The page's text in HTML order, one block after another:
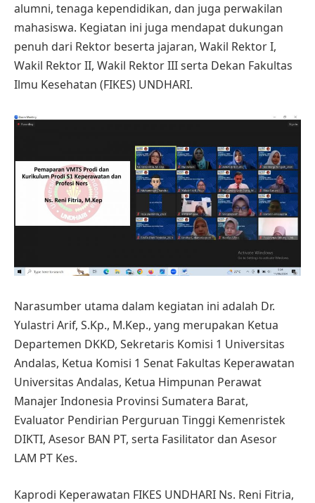
alumni, tenaga kependidikan, dan juga perwakilan
mahasiswa. Kegiatan ini juga mendapat dukungan
penuh dari Rektor beserta jajaran, Wakil Rektor I,
Wakil Rektor II, Wakil Rektor III serta Dekan Fakultas
Ilmu Kesehatan (FIKES) UNDHARI.
Narasumber utama dalam kegiatan ini adalah Dr.
Yulastri Arif, S.Kp., M.Kep., yang merupakan Ketua
Departemen DKKD, Sekretaris Komisi 1 Universitas
Andalas, Ketua Komisi 1 Senat Fakultas Keperawatan
Universitas Andalas, Ketua Himpunan Perawat
Manajer Indonesia Provinsi Sumatera Barat,
Evaluator Pendirian Perguruan Tinggi Kemenristek
DIKTI, Asesor BAN PT, serta Fasilitator dan Asesor
LAM PT Kes.
Kaprodi Keperawatan FIKES UNDHARI Ns. Reni Fitria,